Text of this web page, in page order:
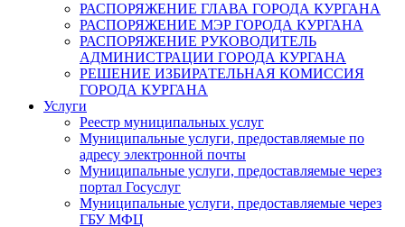
РАСПОРЯЖЕНИЕ ГЛАВА ГОРОДА КУРГАНА
РАСПОРЯЖЕНИЕ МЭР ГОРОДА КУРГАНА
РАСПОРЯЖЕНИЕ РУКОВОДИТЕЛЬ
АДМИНИСТРАЦИИ ГОРОДА КУРГАНА
РЕШЕНИЕ ИЗБИРАТЕЛЬНАЯ КОМИССИЯ
ГОРОДА КУРГАНА
Услуги
Реестр муниципальных услуг
Муниципальные услуги, предоставляемые по
адресу электронной почты
Муниципальные услуги, предоставляемые через
портал Госуслуг
Муниципальные услуги, предоставляемые через
ГБУ МФЦ